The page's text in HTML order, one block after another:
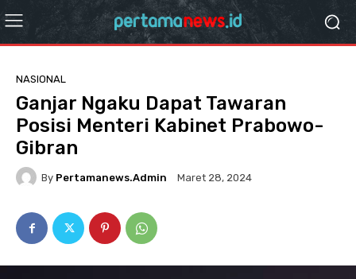
NASIONAL
Ganjar Ngaku Dapat Tawaran
Posisi Menteri Kabinet Prabowo-
Gibran
By Pertamanews.admin Maret 28, 2024